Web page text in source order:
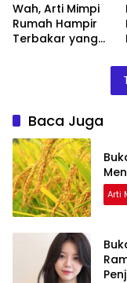
Wah, Arti Mimpi
Rumah Hampir
Terbakar yang
Baca Juga
Arti